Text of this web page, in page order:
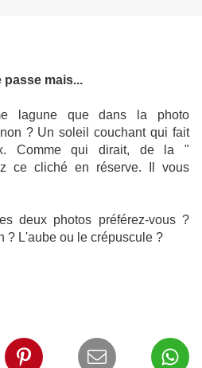
passe mais...
lagune que dans la photo
? Un soleil couchant qui fait
Comme qui dirait, de la "
ce cliché en réserve. Il vous
deux photos préférez-vous ?
? L'aube ou le crépuscule ?